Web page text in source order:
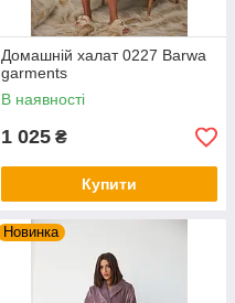
Домашній халат 0227 Barwa
garments
В наявності
1 025 ₴
Купити
Новинка